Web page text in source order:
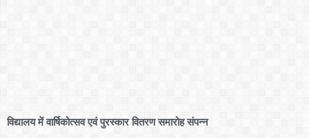
विद्यालय में वार्षिकोत्सव एवं पुरस्कार वितरण समारोह संपन्न